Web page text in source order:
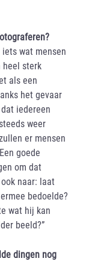
wat mensen
sterk
als een
het gevaar
iedereen
weer
er mensen
goede
om dat
naar: laat
bedoelde?
wat hij kan
beeld?”
dingen nog